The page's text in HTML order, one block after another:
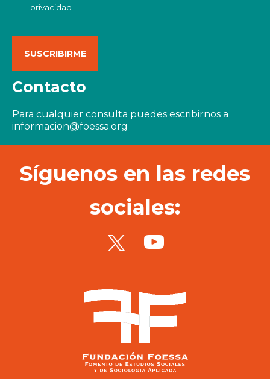
privacidad
Contacto
Para cualquier consulta puedes escribirnos a
informacion@foessa.org
Síguenos en las redes
sociales: